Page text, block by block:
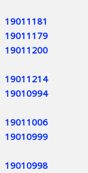
19011181
19011179
19011200
19011214
19010994
19011006
19010999
19010998